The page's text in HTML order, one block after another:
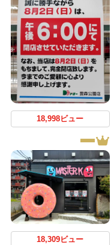
18,998ビュー
18,309ビュー